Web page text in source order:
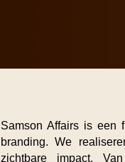
Samson Affairs is een
branding. We
zichtbare impact.